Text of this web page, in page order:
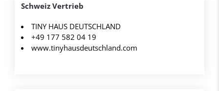
Schweiz Vertrieb
TINY HAUS DEUTSCHLAND
+49 177 582 04 19
www.tinyhausdeutschland.com